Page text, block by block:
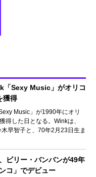
「Sexy Music」がオリコ
獲得
Music」が1990年にオリ
得した日となる。Winkは、
早智子と、70年2月23日生ま
ビリー・バンバンが49年
コ」でデビュー